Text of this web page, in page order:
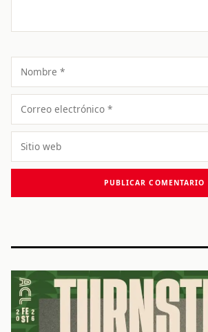
Nombre
Correo
electrónico
Sitio
web